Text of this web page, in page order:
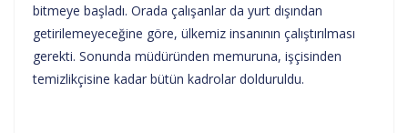
bitmeye başladı. Orada çalışanlar da yurt dışından
getirilemeyeceğine göre, ülkemiz insanının çalıştırılması
gerekti. Sonunda müdüründen memuruna, işçisinden
temizlikçisine kadar bütün kadrolar dolduruldu.